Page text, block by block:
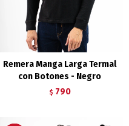
Remera Manga Larga Termal
con Botones - Negro
$ 790